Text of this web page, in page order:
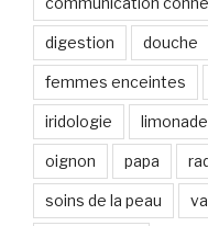
digestion douche
femmes enceintes
iridologie
oignon papa
soins de la peau